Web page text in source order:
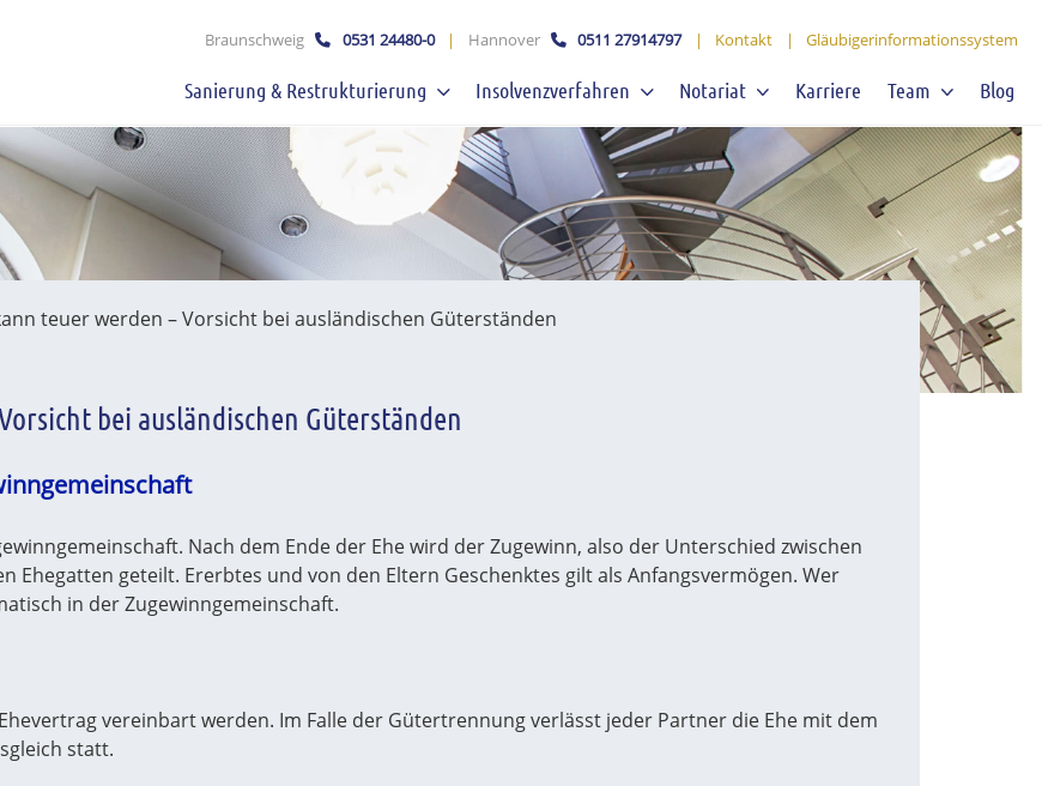
Braunschweig 0531 24480-0 | Hannover 0511 27914797 | Kontakt | Gläubigerinformationssystem
Sanierung & Restrukturierung Insolvenzverfahren Notariat Karriere Team Blog
teuer werden – Vorsicht bei ausländischen Güterständen
bei ausländischen Güterständen
Nach dem Ende der Ehe wird der Zugewinn, also der Unterschied zwischen
Ehegatten geteilt. Ererbtes und von den Eltern Geschenktes gilt als Anfangsvermögen. Wer
in der Zugewinngemeinschaft.
vereinbart werden. Im Falle der Gütertrennung verlässt jeder Partner die Ehe mit dem
statt.